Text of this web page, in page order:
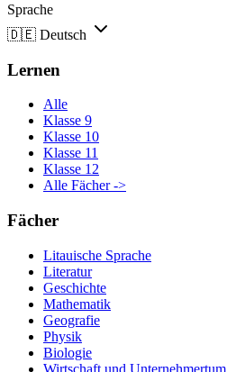
Sprache
🇩🇪 Deutsch
Lernen
Alle
Klasse 9
Klasse 10
Klasse 11
Klasse 12
Alle Fächer ->
Fächer
Litauische Sprache
Literatur
Geschichte
Mathematik
Geografie
Physik
Biologie
Wirtschaft und Unternehmertum